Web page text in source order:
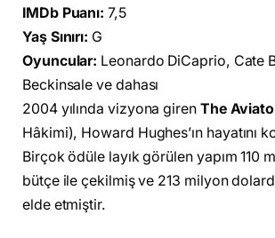
IMDb Puanı: 7,5
Yaş Sınırı: G
Oyuncular: Leonardo DiCaprio, Cate
Beckinsale ve dahası
2004 yılında vizyona giren The
Hâkimi), Howard Hughes’ın hayatını
Birçok ödüle layık görülen yapım 110
bütçe ile çekilmiş ve 213 milyon
elde etmiştir.